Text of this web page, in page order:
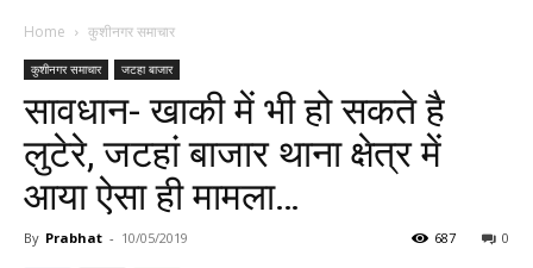
Home कुशीनगर समाचार
कुशीनगर समाचार जटहा बाजार
सावधान- खाकी में भी हो सकते है
लुटेरे, जटहां बाजार थाना क्षेत्र में
आया ऐसा ही मामला…
By Prabhat - 10/05/2019 0
687